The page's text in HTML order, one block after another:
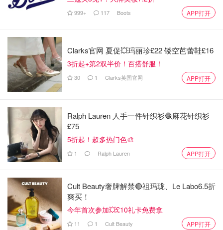
999+ 117 Boots APP打开
Clarks官网 夏促💥玛丽珍£22 镂空芭蕾鞋£16
3折起+第2双半价！百搭舒服！
30 1 Clarks英国官网 APP打开
Ralph Lauren 人手一件针织衫🧶麻花针织衫
£75
5折起！超多热门色🎨
1 Ralph Lauren APP打开
Cult Beauty奢牌解禁🔴祖玛珑、Le Labo6.5折
爽买！
今年首次参加💥£10礼卡免费拿
11 1 Cult Beauty APP打开